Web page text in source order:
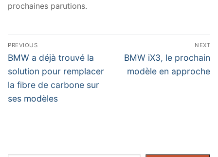
prochaines parutions.
Navigation
de
l’article
PREVIOUS
Previous
post:
BMW a déjà trouvé la
solution pour remplacer
la fibre de carbone sur
ses modèles
NEXT
Next
post:
BMW iX3, le prochain
modèle en approche